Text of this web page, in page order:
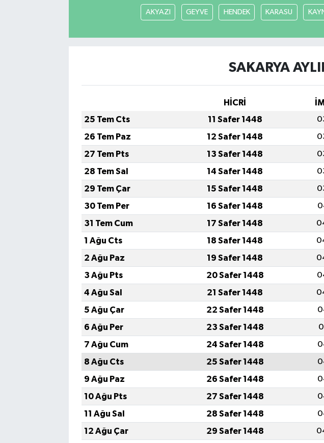
AKYAZI GEYVE HENDEK KARASU
SAKARYA
HİCRİ
25 Tem Cts
11 Safer 1448
26 Tem Paz
12 Safer 1448
27 Tem Pts
13 Safer 1448
28 Tem Sal
14 Safer 1448
29 Tem Çar
15 Safer 1448
30 Tem Per
16 Safer 1448
31 Tem Cum
17 Safer 1448
1 Ağu Cts
18 Safer 1448
2 Ağu Paz
19 Safer 1448
3 Ağu Pts
20 Safer 1448
4 Ağu Sal
21 Safer 1448
5 Ağu Çar
22 Safer 1448
6 Ağu Per
23 Safer 1448
7 Ağu Cum
24 Safer 1448
8 Ağu Cts
25 Safer 1448
9 Ağu Paz
26 Safer 1448
10 Ağu Pts
27 Safer 1448
11 Ağu Sal
28 Safer 1448
12 Ağu Çar
29 Safer 1448